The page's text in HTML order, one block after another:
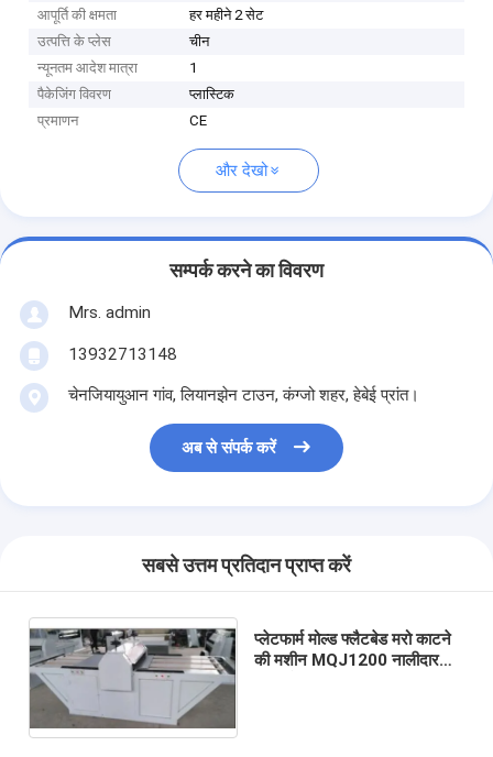
आपूर्ति की क्षमता
हर महीने 2 सेट
उत्पत्ति के प्लेस
चीन
न्यूनतम आदेश मात्रा
1
पैकेजिंग विवरण
प्लास्टिक
प्रमाणन
CE
और देखो
सम्पर्क करने का विवरण
Mrs. admin
13932713148
चेनजियायुआन गांव, लियानझेन टाउन, कंग्जो शहर, हेबेई प्रांत।
अब से संपर्क करें
सबसे उत्तम प्रतिदान प्राप्त करें
प्लेटफार्म मोल्ड फ्लैटबेड मरो काटने
की मशीन MQJ1200 नालीदार